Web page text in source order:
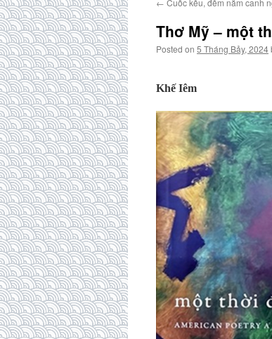
← Cuốc kêu, đêm năm canh
Thơ Mỹ – một
Posted on 5 Tháng Bảy, 2024
Khế Iêm